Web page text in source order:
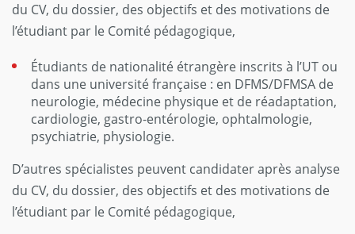
du CV, du dossier, des objectifs et des motivations de
l’étudiant par le Comité pédagogique,
Étudiants de nationalité étrangère inscrits à l’UT ou
dans une université française : en DFMS/DFMSA de
neurologie, médecine physique et de réadaptation,
cardiologie, gastro-entérologie, ophtalmologie,
psychiatrie, physiologie.
D’autres spécialistes peuvent candidater après analyse
du CV, du dossier, des objectifs et des motivations de
l’étudiant par le Comité pédagogique,